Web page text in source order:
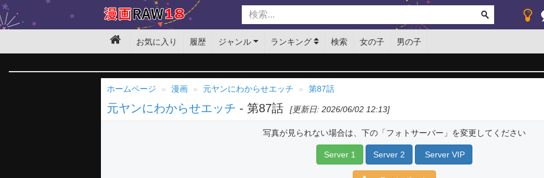
お気に入り 履歴 ジャンル ランキング 検索 女の子 男の子
ホームページ 漫画 元ヤンにわからせエッチ 第87話
元ヤンにわからせエッチ - 第87話 [更新日: 2026/06/02 12:13]
写真が見られない場合は、下の「フォトサーバー」を変更してください
Server 1 Server 2 Server VIP